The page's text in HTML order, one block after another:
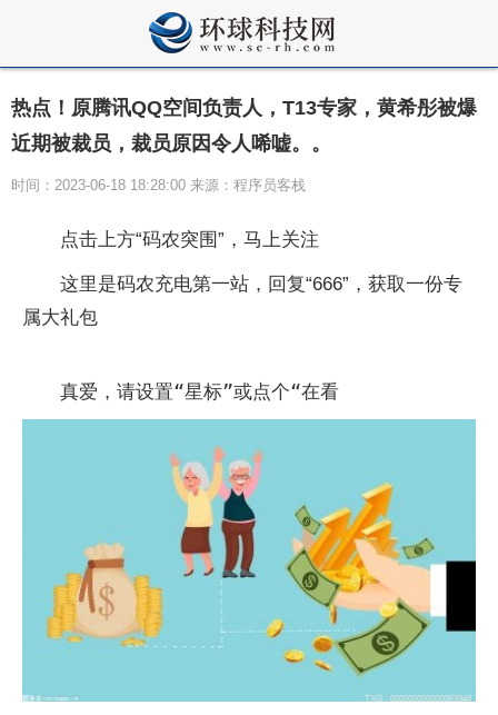
热点！原腾讯QQ空间负责人，T13专家，黄希彤被爆
近期被裁员，裁员原因令人唏嘘。。
时间：2023-06-18 18:28:00 来源：程序员客栈
点击上方“码农突围”，马上关注
这里是码农充电第一站，回复“666”，获取一份专
属大礼包
真爱，请设置“星标”或点个“在看